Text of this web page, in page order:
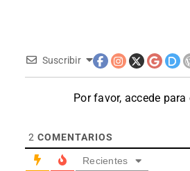
Suscribir
Por favor, accede
2 COMENTARIOS
Recientes